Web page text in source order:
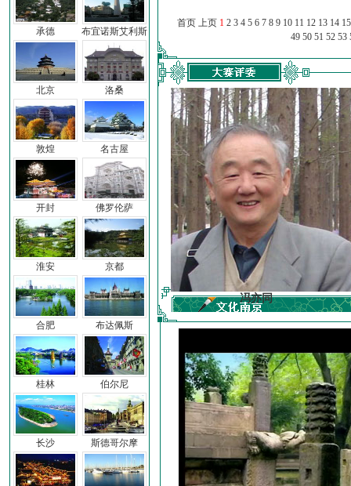
承德
北京
敦煌
开封
淮安
合肥
桂林
长沙
布宜诺斯艾利斯
洛桑
名古屋
佛罗伦萨
京都
布达佩斯
伯尔尼
斯德哥尔摩
首页 上页 1 2 3 4 5 6 7 8 9 10 11 12 13 14 15
49 50 51 52 53
车前子 冯亦同